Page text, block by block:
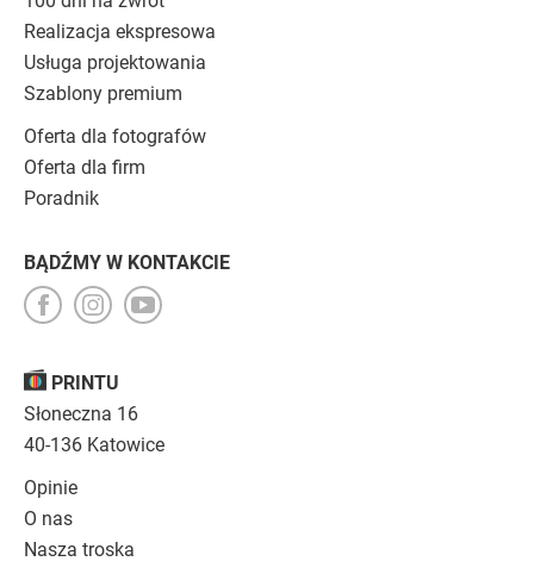
PRINTU
Słoneczna 16
40-136 Katowice
Opinie
O nas
Nasza troska
Realizacja ekspresowa
Usługa projektowania
Szablony premium
Oferta dla fotografów
Oferta dla firm
Poradnik
BĄDŹMY W KONTAKCIE